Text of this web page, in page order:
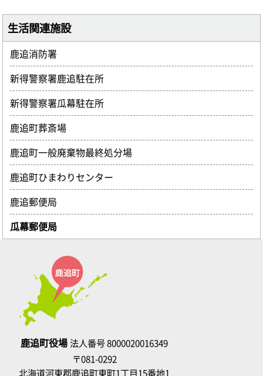
生活関連施設
鹿追消防署
新得警察署鹿追駐在所
新得警察署瓜幕駐在所
鹿追町葬斎場
鹿追町一般廃棄物最終処分場
鹿追町ひまわりセンター
鹿追郵便局
瓜幕郵便局
鹿追町役場法人番号 8000020016349
〒081-0292
北海道河東郡鹿追町東町1丁目15番地1